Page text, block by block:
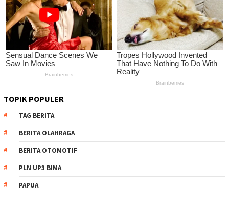
TOPIK POPULER
TAG BERITA
BERITA OLAHRAGA
BERITA OTOMOTIF
PLN UP3 BIMA
PAPUA